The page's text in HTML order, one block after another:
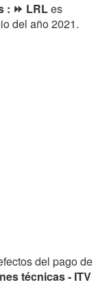
: ⏩ LRLes
del año 2021.
del pago de
técnicas - ITV